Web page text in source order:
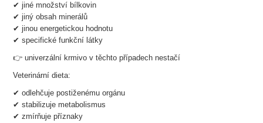
✔ jiné množství bílkovin
✔ jiný obsah minerálů
✔ jinou energetickou hodnotu
✔ specifické funkční látky
👉 univerzální krmivo v těchto případech nestačí
Veterinární dieta:
✔ odlehčuje postiženému orgánu
✔ stabilizuje metabolismus
✔ zmírňuje příznaky